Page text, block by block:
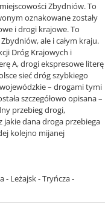
Zbydniów. To
oznakowane zostały
i drogi krajowe. To
ale i całym kraju.
Dróg Krajowych i
A, drogi ekspresowe literę
sieć dróg szybkiego
– drogami tymi
szczegółowo opisana –
przebieg drogi,
jakie dana droga przebiega
kolejno mijanej
- Leżajsk - Tryńcza -